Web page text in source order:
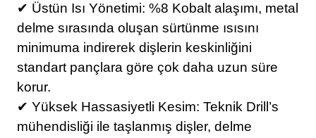
✔ Üstün Isı Yönetimi: %8 Kobalt alaşımı, metal
delme sırasında oluşan sürtünme ısısını
minimuma indirerek dişlerin keskinliğini
standart pançlara göre çok daha uzun süre
korur.
✔ Yüksek Hassasiyetli Kesim: Teknik Drill’s
mühendisliği ile taşlanmış dişler, delme